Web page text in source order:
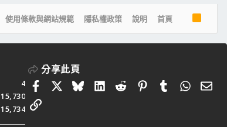
使用條款與網站規範 隱私權政策 說明 首頁
S
4
15,730
15,734
分享此頁
FacebookBlueskyLinkedIn
RedditPinterestTumblr 電
連結